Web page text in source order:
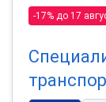
-17% до 17